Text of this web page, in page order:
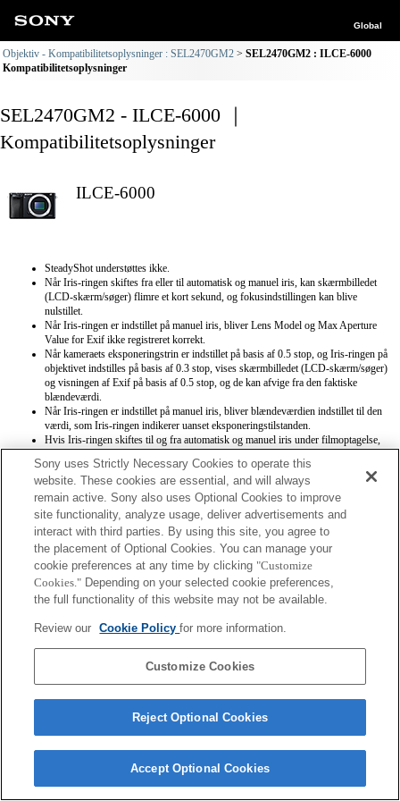
Global
Objektiv - Kompatibilitetsoplysninger : SEL2470GM2
SEL2470GM2 : ILCE-6000
Kompatibilitetsoplysninger
SEL2470GM2 - ILCE-6000 ｜
Kompatibilitetsoplysninger
ILCE-6000
SteadyShot understøttes ikke.
Når Iris-ringen skiftes fra eller til automatisk og manuel iris, kan skærmbilledet
(LCD-skærm/søger) flimre et kort sekund, og fokusindstillingen kan blive
nulstillet.
Når Iris-ringen er indstillet på manuel iris, bliver Lens Model og Max Aperture
Value for Exif ikke registreret korrekt.
Når kameraets eksponeringstrin er indstillet på basis af 0.5 stop, og Iris-ringen på
objektivet indstilles på basis af 0.3 stop, vises skærmbilledet (LCD-skærm/søger)
og visningen af Exif på basis af 0.5 stop, og de kan afvige fra den faktiske
blændeværdi.
Når Iris-ringen er indstillet på manuel iris, bliver blændeværdien indstillet til den
værdi, som Iris-ringen indikerer uanset eksponeringstilstanden.
Hvis Iris-ringen skiftes til og fra automatisk og manuel iris under filmoptagelse,
Hvis du drejer Iris-ringen, bliver tidsintervallet inden Power Save ikke forlænget.
Når Iris-ringen er indstillet på manuel iris, fungerer Background Defocus Control
i Photo Creativity ikke korrekt, men skærmbilledet bliver vist som normalt.
Når Iris-ringen er indstillet på manuel iris, bliver blændeværdien ikke registreret
korrekt, når du registrerer indstillinger med Memory-funktionen.
Exif-objektivnavne vil ikke blive registreret korrekt. Opdater systemsoftwaren på
kameraet til ver. 3.10 eller senere for at sikre korrekt visning.
Copyright 2026 Sony Corporation
Sony uses Strictly Necessary Cookies to operate this
website. These cookies are essential, and will always
remain active. Sony also uses Optional Cookies to improve
site functionality, analyze usage, deliver advertisements and
interact with third parties. By using this site, you agree to
the placement of Optional Cookies. You can manage your
cookie preferences at any time by clicking "Customize
Cookies." Depending on your selected cookie preferences,
the full functionality of this website may not be available.
Review our Cookie Policyfor more information.
Customize Cookies
Reject Optional Cookies
Accept Optional Cookies